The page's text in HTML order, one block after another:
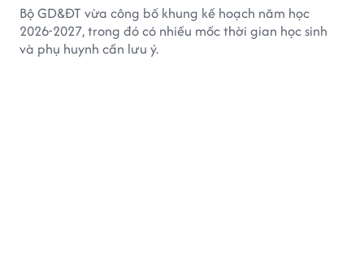
Bộ GD&ĐT vừa công bố khung kế hoạch năm học
2026-2027, trong đó có nhiều mốc thời gian học sinh
và phụ huynh cần lưu ý.